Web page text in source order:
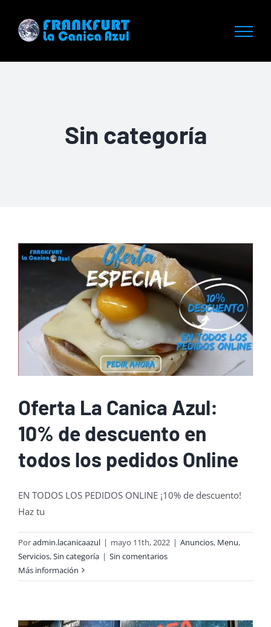
contenido
Sin categoría
Oferta La Canica Azul:
10% de descuento en
todos los pedidos Online
EN TODOS LOS PEDIDOS ONLINE ¡10% de descuento!
Haz tu
Poradmin.lacanicaazul | mayo 11th, 2022 | Anuncios, Menu,
Servicios,Sin categoría | Sin comentarios
Más información